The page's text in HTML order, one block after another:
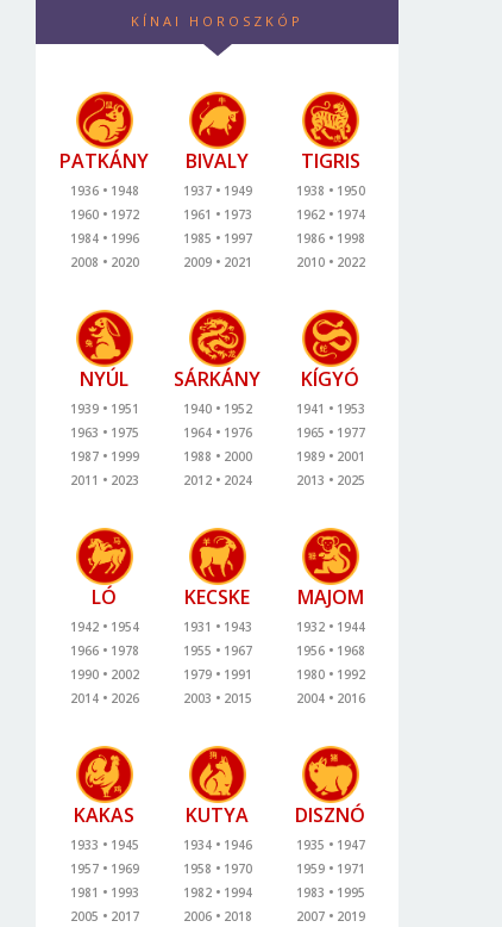
KÍNAI HOROSZKÓP
PATKÁNY
1936
1948
1960
1972
1984
1996
2008
2020
BIVALY
1937
1949
1961
1973
1985
1997
2009
2021
TIGRIS
1938
1950
1962
1974
1986
1998
2010
2022
NYÚL
1939
1951
1963
1975
1987
1999
2011
2023
SÁRKÁNY
1940
1952
1964
1976
1988
2000
2012
2024
KÍGYÓ
1941
1953
1965
1977
1989
2001
2013
2025
LÓ
1942
1954
1966
1978
1990
2002
2014
2026
KECSKE
1931
1943
1955
1967
1979
1991
2003
2015
MAJOM
1932
1944
1956
1968
1980
1992
2004
2016
KAKAS
1933
1945
1957
1969
1981
1993
2005
2017
KUTYA
1934
1946
1958
1970
1982
1994
2006
2018
DISZNÓ
1935
1947
1959
1971
1983
1995
2007
2019